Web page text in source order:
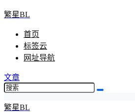
繁星BL
首页
标签云
网址导航
文章
繁星BL